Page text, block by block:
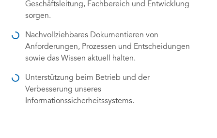
Geschäftsleitung, Fachbereich und Entwicklung
sorgen.
Nachvollziehbares Dokumentieren von
Anforderungen, Prozessen und Entscheidungen
sowie das Wissen aktuell halten.
Unterstützung beim Betrieb und der
Verbesserung unseres
Informationssicherheitssystems.